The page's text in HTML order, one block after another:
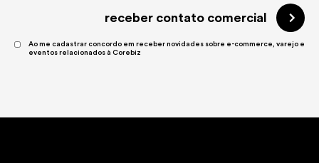
receber contato comercial
Ao me cadastrar concordo em receber novidades sobre e-commerce, varejo e
eventos relacionados à Corebiz